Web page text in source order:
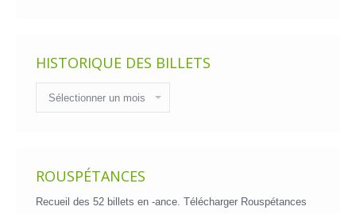
HISTORIQUE DES BILLETS
des
billets
ROUSPÉTANCES
Recueil des 52 billets en -ance. Télécharger Rouspétances